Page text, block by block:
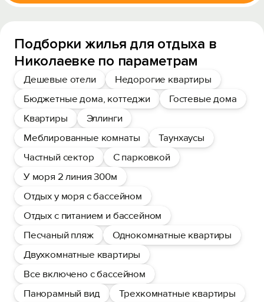
Подборки жилья для отдыха в
Николаевке по параметрам
Дешевые отели
Недорогие квартиры
Бюджетные дома, коттеджи
Гостевые дома
Квартиры
Эллинги
Меблированные комнаты
Таунхаусы
Частный сектор
С парковкой
У моря 2 линия 300м
Отдых у моря с бассейном
Отдых с питанием и бассейном
Песчаный пляж
Однокомнатные квартиры
Двухкомнатные квартиры
Все включено с бассейном
Панорамный вид
Трехкомнатные квартиры